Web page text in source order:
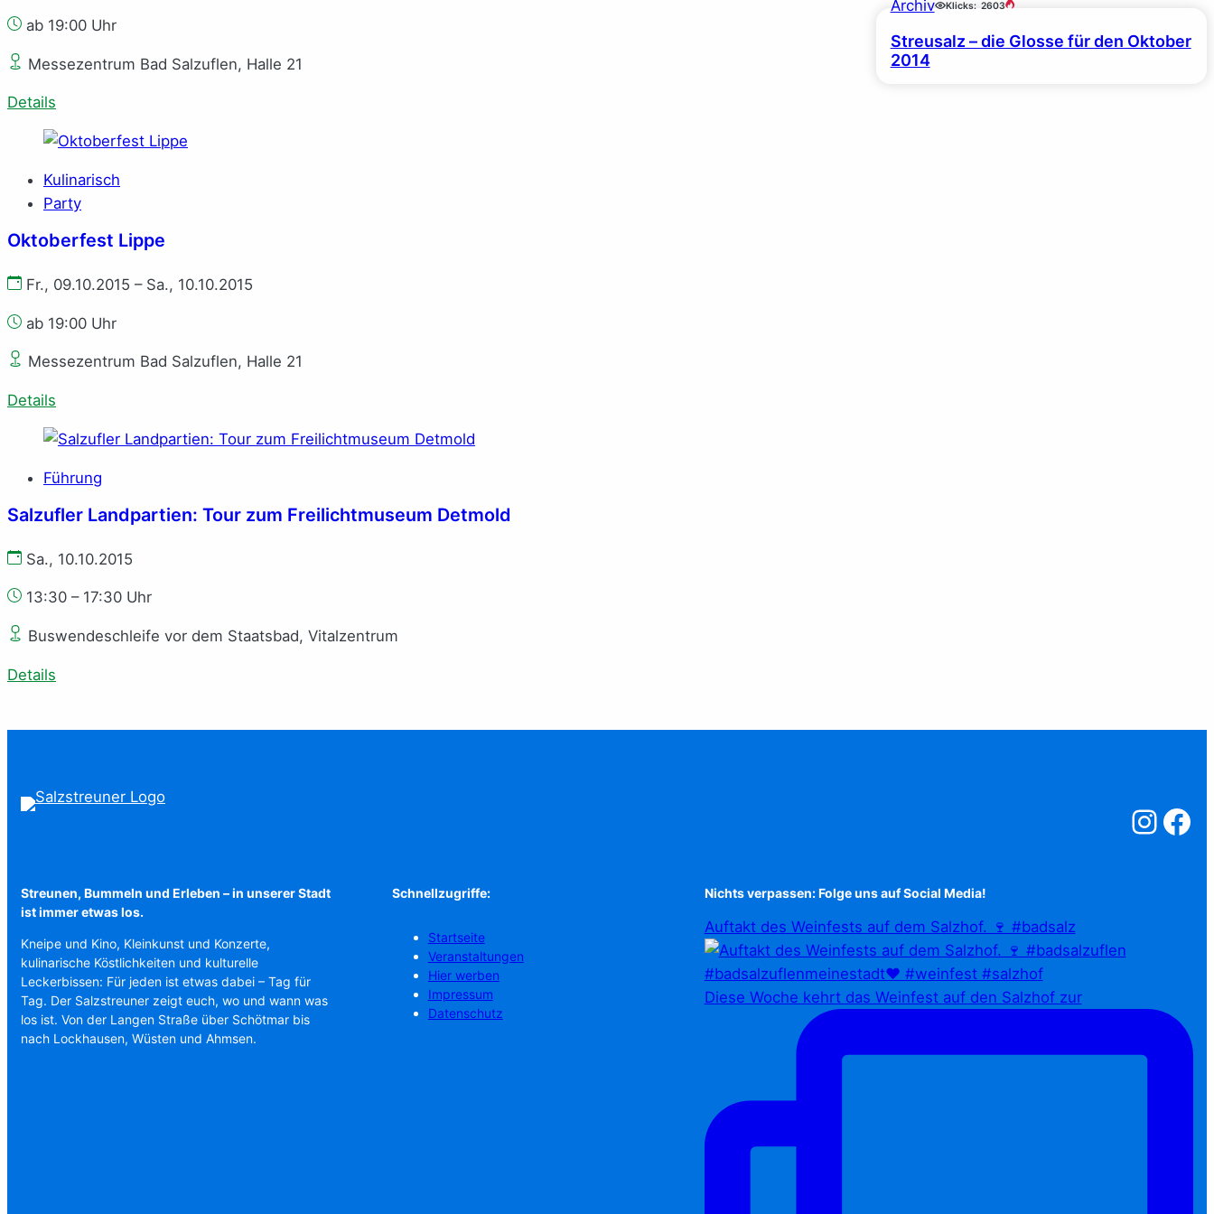
ab 19:00 Uhr
Messezentrum Bad Salzuflen, Halle 21
Details
Kulinarisch
Party
Oktoberfest Lippe
Fr., 09.10.2015 – Sa., 10.10.2015
ab 19:00 Uhr
Messezentrum Bad Salzuflen, Halle 21
Details
Führung
Salzufler Landpartien: Tour zum Freilichtmuseum Detmold
Sa., 10.10.2015
13:30 – 17:30 Uhr
Buswendeschleife vor dem Staatsbad, Vitalzentrum
Details
Archiv Klicks: 2603
Streusalz – die Glosse für den Oktober
2014
Salzstreuner
Streunen, Bummeln und Erleben – in unserer Stadt
ist immer etwas los.
Kneipe und Kino, Kleinkunst und Konzerte,
kulinarische Köstlichkeiten und kulturelle
Leckerbissen: Für jeden ist etwas dabei – Tag für
Tag. Der Salzstreuner zeigt euch, wo und wann was
los ist. Von der Langen Straße über Schötmar bis
nach Lockhausen, Wüsten und Ahmsen.
Schnellzugriffe:
Startseite
Veranstaltungen
Hier werben
Impressum
Datenschutz
Nichts verpassen: Folge uns auf Social Media!
Auftakt des Weinfests auf dem Salzhof. 🍷 #badsalz
Diese Woche kehrt das Weinfest auf den Salzhof zur